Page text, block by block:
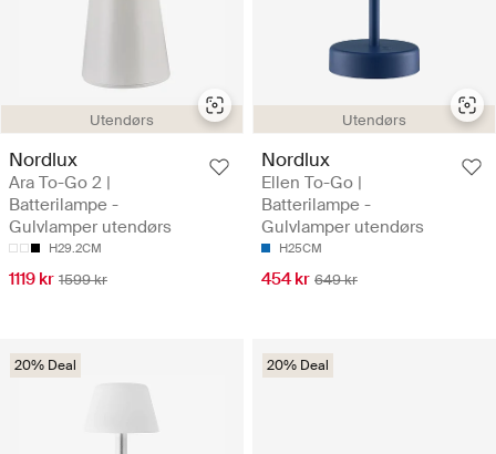
Utendørs
Nordlux
Ara To-Go 2 |
Batterilampe -
Gulvlamper utendørs
H29.2CM
1119 kr 1599 kr
Utendørs
Nordlux
Ellen To-Go |
Batterilampe -
Gulvlamper utendørs
H25CM
454 kr 649 kr
20% Deal 20% Deal